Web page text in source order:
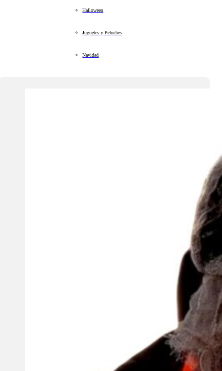
Halloween
Juguetes y Peluches
Navidad